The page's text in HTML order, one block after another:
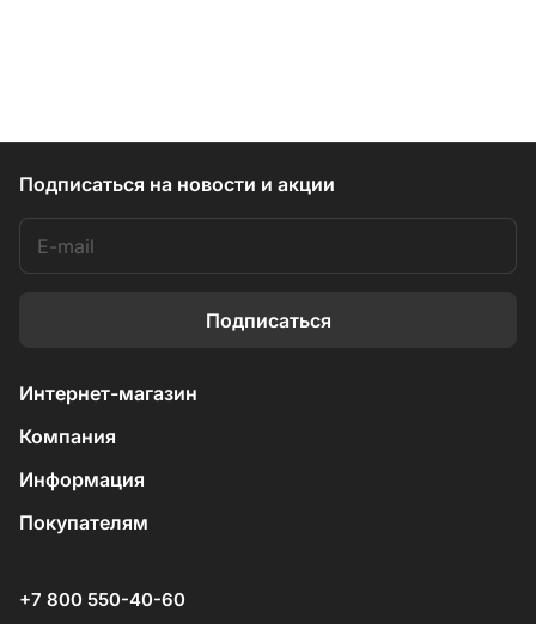
Подписаться на новости и акции
Подписаться
Интернет-магазин
Компания
Информация
Покупателям
+7 800 550-40-60